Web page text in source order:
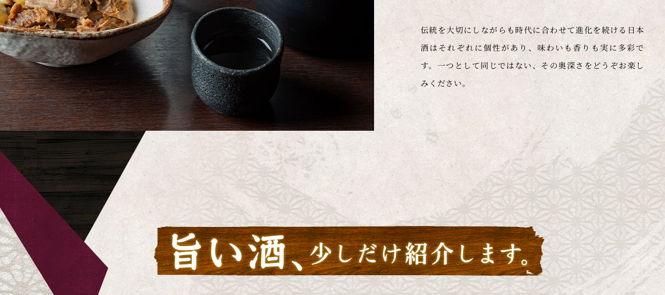
伝統を大切にしながらも時代に合わせて進化を続ける日本
酒はそれぞれに個性があり、味わいも香りも実に多彩で
す。一つとして同じではない、その奥深さをどうぞお楽し
みください。